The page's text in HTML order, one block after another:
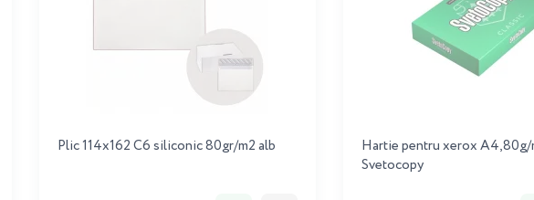
Plic 114x162 C6 siliconic 80gr/m2 alb
Hartie pentru xerox
Svetocopy